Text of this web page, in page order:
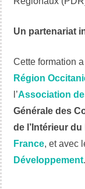
Un partenariat
Cette formation
Région
l’Association
Générale des
de l’Intérieur du
France, et avec
Développement.